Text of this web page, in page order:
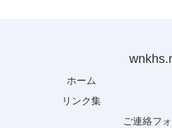
ホーム
リンク集
ご連絡フ